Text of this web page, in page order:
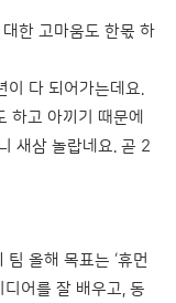
한 고마움도 한몫 하
이 다 되어가는데요.
하고 아끼기 때문에
새삼 놀랍네요. 곧 2
팀 올해 목표는 ‘휴먼
디어를 잘 배우고, 동